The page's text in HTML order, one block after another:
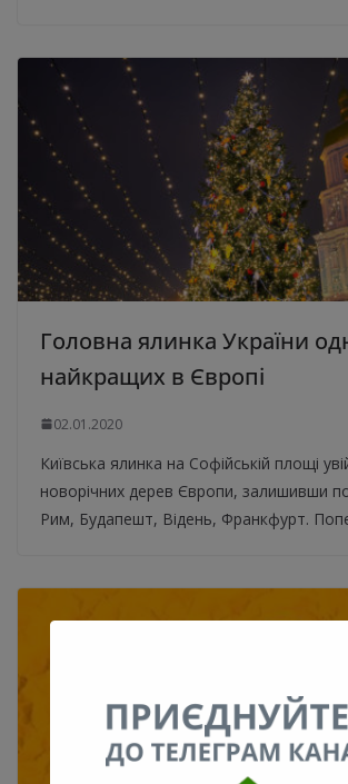
Головна ялинка України
найкращих в Європі
02.01.2020
Київська ялинка на Софійській площі
новорічних дерев Європи, залишивши
Рим, Будапешт, Відень, Франкфурт.